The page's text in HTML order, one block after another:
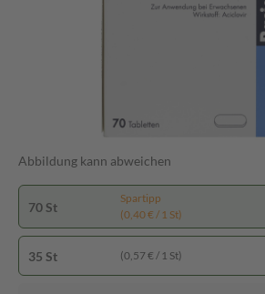
Abbildung kann abweichen
70 St
Spartipp
(0,40 € / 1 St)
35 St (0,57 € / 1 St)